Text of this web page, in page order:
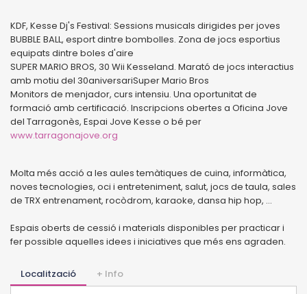
KDF, Kesse Dj's Festival: Sessions musicals dirigides per joves
BUBBLE BALL, esport dintre bombolles. Zona de jocs esportius
equipats dintre boles d'aire
SUPER MARIO BROS, 30 Wii Kesseland. Marató de jocs interactius
amb motiu del 30aniversariSuper Mario Bros
Monitors de menjador, curs intensiu. Una oportunitat de
formació amb certificació. Inscripcions obertes a Oficina Jove
del Tarragonès, Espai Jove Kesse o bé per
www.tarragonajove.org
Molta més acció a les aules temàtiques de cuina, informàtica,
noves tecnologies, oci i entreteniment, salut, jocs de taula, sales
de TRX entrenament, rocòdrom, karaoke, dansa hip hop, ...
Espais oberts de cessió i materials disponibles per practicar i
fer possible aquelles idees i iniciatives que més ens agraden.
Localització + Info